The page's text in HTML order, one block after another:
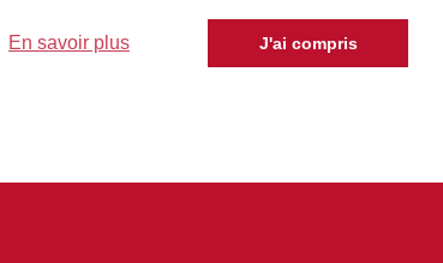
En savoir plus J'ai compris